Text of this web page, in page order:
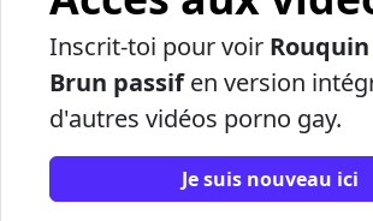
Inscrit-toi pour voir
Brun passifen version
d'autres vidéos porno gay.
Je suis nouveau ici